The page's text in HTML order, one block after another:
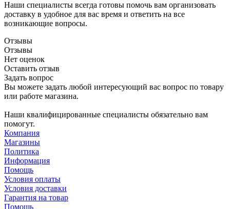
Наши специалисты всегда готовы помочь вам организовать
доставку в удобное для вас время и ответить на все
возникающие вопросы.
Отзывы
Отзывы
Нет оценок
Оставить отзыв
Задать вопрос
Вы можете задать любой интересующий вас вопрос по товару
или работе магазина.
Наши квалифицированные специалисты обязательно вам
помогут.
Компания
Магазины
Политика
Информация
Помощь
Условия оплаты
Условия доставки
Гарантия на товар
Помощь